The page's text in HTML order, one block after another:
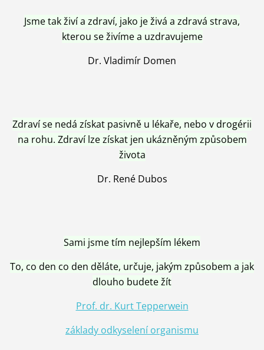
Jsme tak živí a zdraví, jako je živá a zdravá strava,
kterou se živíme a uzdravujeme
Dr. Vladimír Domen
Zdraví se nedá získat pasivně u lékaře, nebo v drogérii
na rohu. Zdraví lze získat jen ukázněným způsobem
života
Dr. René Dubos
Sami jsme tím nejlepším lékem
To, co den co den děláte, určuje, jakým způsobem a jak
dlouho budete žít
Prof. dr. Kurt Tepperwein
základy odkyselení organismu